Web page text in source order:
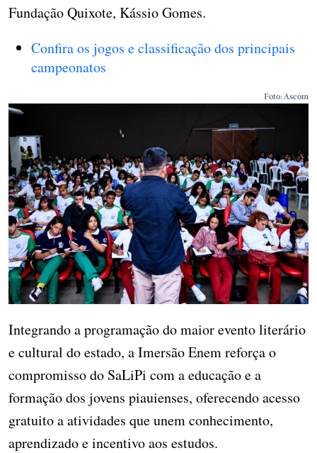
Fundação Quixote, Kássio Gomes.
Confira os jogos e classificação dos principais
campeonatos
Foto: Ascom
Integrando a programação do maior evento literário
e cultural do estado, a Imersão Enem reforça o
compromisso do SaLiPi com a educação e a
formação dos jovens piauienses, oferecendo acesso
gratuito a atividades que unem conhecimento,
aprendizado e incentivo aos estudos.